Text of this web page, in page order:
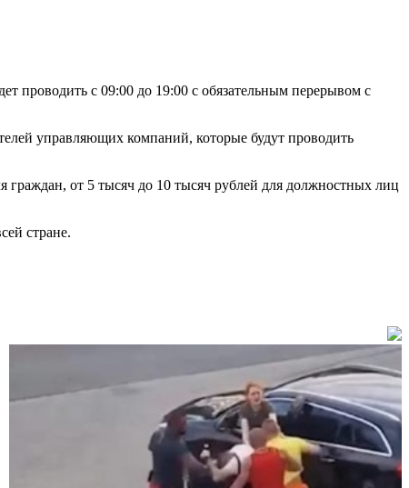
проводить с 09:00 до 19:00 с обязательным перерывом с
управляющих компаний, которые будут проводить
от 5 тысяч до 10 тысяч рублей для должностных лиц
стране.